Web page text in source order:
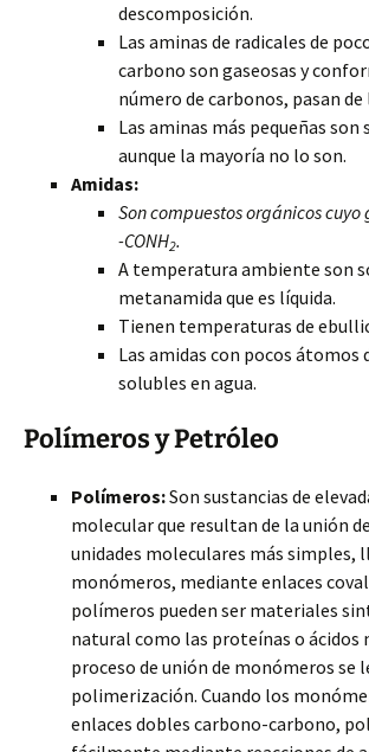
descomposición.
Las aminas de radicales de
carbono son gaseosas y
número de carbonos, pasan de
Las aminas más pequeñas son
aunque la mayoría no lo son.
Amidas:
Son compuestos orgánicos
-CONH2.
A temperatura ambiente son
metanamida que es líquida.
Tienen temperaturas de
Las amidas con pocos átomos
solubles en agua.
Polímeros y Petróleo
Polímeros:Son sustancias de
molecular que resultan de la unión
unidades moleculares más simples,
monómeros, mediante enlaces
polímeros pueden ser materiales
natural como las proteínas o ácidos
proceso de unión de monómeros se
polimerización. Cuando los
enlaces dobles carbono-carbono,